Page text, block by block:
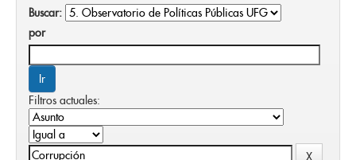
Buscar:
por
Filtros actuales: